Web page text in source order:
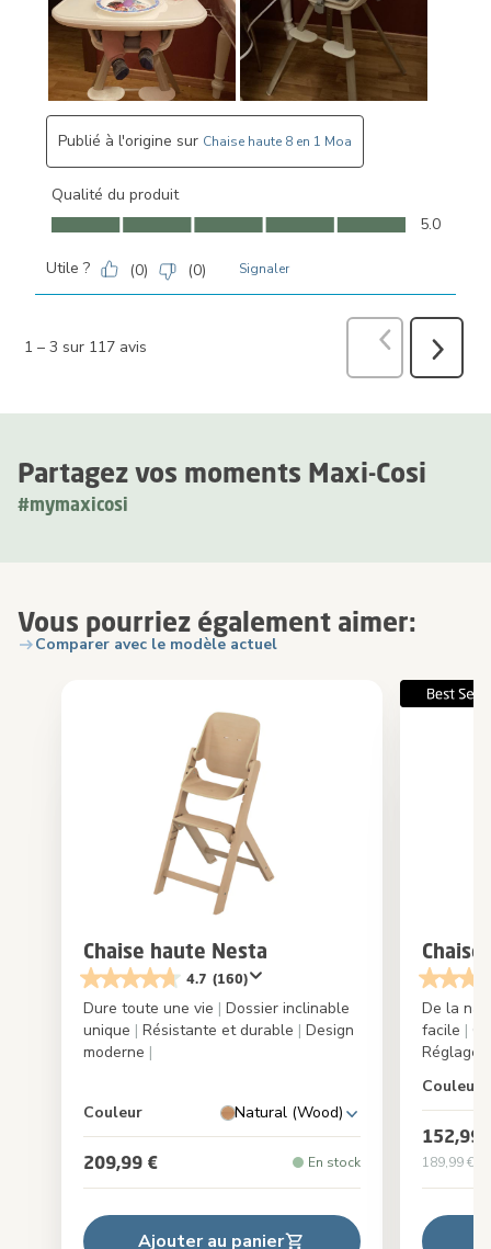
Partagez vos moments Maxi-Cosi
#mymaxicosi
Vous pourriez également aimer:
Comparer avec le modèle actuel
Chaise haute Nesta
4.7 (160)
Dure toute une vie | Dossier inclinable
unique | Résistante et durable | Design
moderne |
Couleur Natural (Wood)
209,99 € En stock
Ajouter au panier
De la
facile |
Réglage
Couleur
152,99
189,99 €
Publié à l'origine sur Chaise haute 8 en 1 Moa
Qualité du produit
Qualité du produit, 5.0 sur 5
5.0
Utile ? (0) (0) Signaler
1 – 3 sur 117 avis PrécédentSuivant
avis